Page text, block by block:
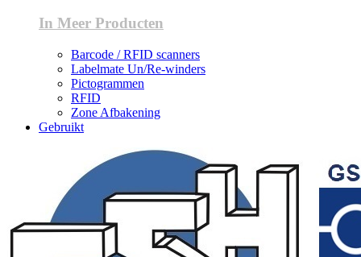
In Meer Producten
Barcode / RFID scanners
Labelmate Un/Re-winders
Pictogrammen
RFID
Zone Afbakening
Gebruikt